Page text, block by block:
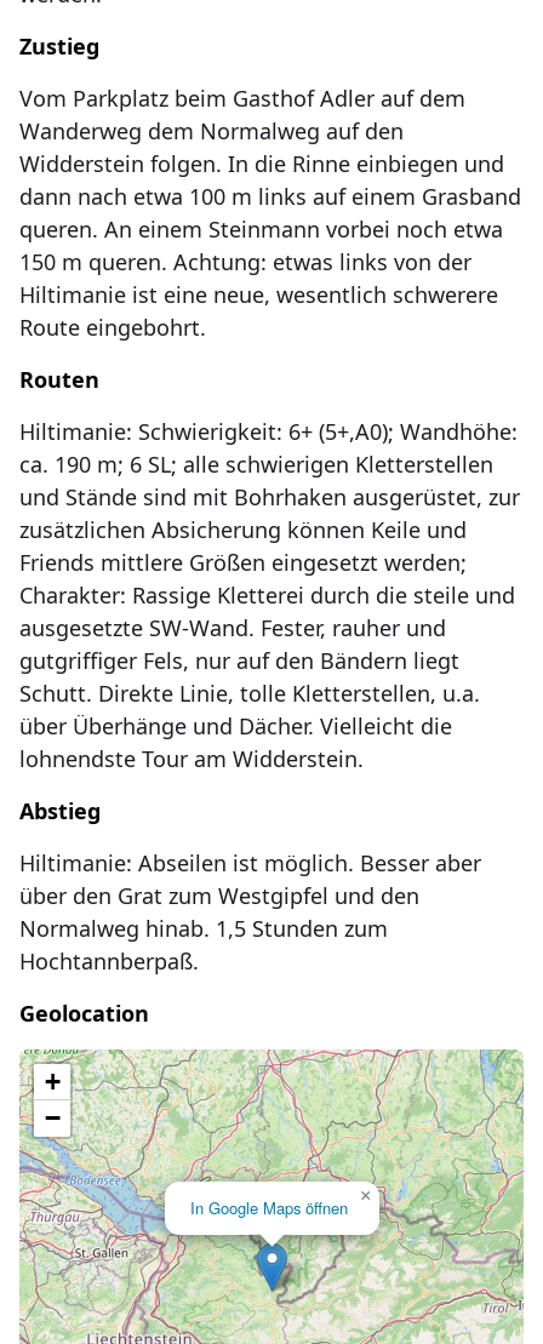
Zustieg
Vom Parkplatz beim Gasthof Adler auf dem
Wanderweg dem Normalweg auf den
Widderstein folgen. In die Rinne einbiegen und
dann nach etwa 100 m links auf einem Grasband
queren. An einem Steinmann vorbei noch etwa
150 m queren. Achtung: etwas links von der
Hiltimanie ist eine neue, wesentlich schwerere
Route eingebohrt.
Routen
Hiltimanie: Schwierigkeit: 6+ (5+,A0); Wandhöhe:
ca. 190 m; 6 SL; alle schwierigen Kletterstellen
und Stände sind mit Bohrhaken ausgerüstet, zur
zusätzlichen Absicherung können Keile und
Friends mittlere Größen eingesetzt werden;
Charakter: Rassige Kletterei durch die steile und
ausgesetzte SW-Wand. Fester, rauher und
gutgriffiger Fels, nur auf den Bändern liegt
Schutt. Direkte Linie, tolle Kletterstellen, u.a.
über Überhänge und Dächer. Vielleicht die
lohnendste Tour am Widderstein.
Abstieg
Hiltimanie: Abseilen ist möglich. Besser aber
über den Grat zum Westgipfel und den
Normalweg hinab. 1,5 Stunden zum
Hochtannberpaß.
Geolocation
Lade Karte...
In Google Maps öffnen
×
+
−